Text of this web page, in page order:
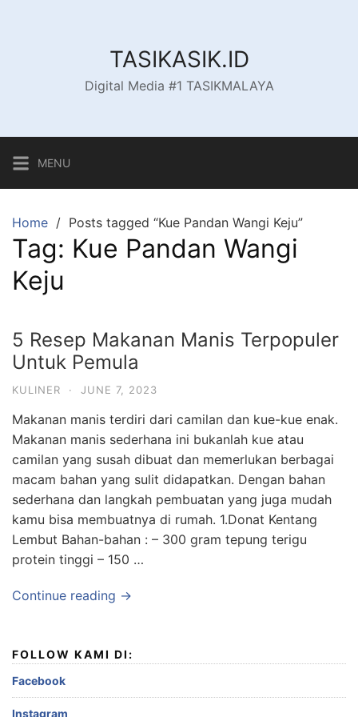
TASIKASIK.ID
Digital Media #1 TASIKMALAYA
MENU
Home Posts tagged “Kue Pandan Wangi Keju”
Tag: Kue Pandan Wangi
Keju
5 Resep Makanan Manis Terpopuler
Untuk Pemula
KULINER · JUNE 7, 2023
Makanan manis terdiri dari camilan dan kue-kue enak.
Makanan manis sederhana ini bukanlah kue atau
camilan yang susah dibuat dan memerlukan berbagai
macam bahan yang sulit didapatkan. Dengan bahan
sederhana dan langkah pembuatan yang juga mudah
kamu bisa membuatnya di rumah. 1.Donat Kentang
Lembut Bahan-bahan : – 300 gram tepung terigu
protein tinggi – 150 …
Continue reading →
FOLLOW KAMI DI:
Facebook
Instagram